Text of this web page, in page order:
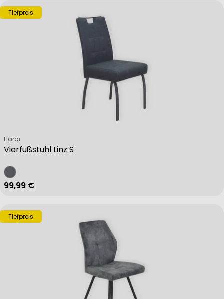
Tiefpreis
Vierfußstuhl Linz S
Verkäufer:
Hardi
Regulärer Preis
99,99 €
Tiefpreis